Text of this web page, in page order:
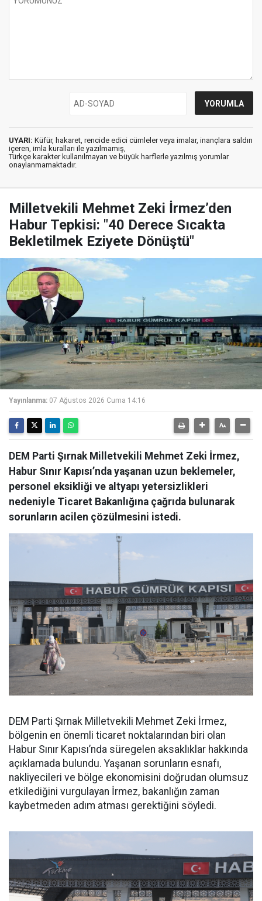
UYARI: Küfür, hakaret, rencide edici cümleler veya imalar, inançlara saldırı
içeren, imla kuralları ile yazılmamış,
Türkçe karakter kullanılmayan ve büyük harflerle yazılmış yorumlar
onaylanmamaktadır.
Milletvekili Mehmet Zeki İrmez’den
Habur Tepkisi: "40 Derece Sıcakta
Bekletilmek Eziyete Dönüştü"
Yayınlanma: 07 Ağustos 2026 Cuma 14:16
DEM Parti Şırnak Milletvekili Mehmet Zeki İrmez,
Habur Sınır Kapısı’nda yaşanan uzun beklemeler,
personel eksikliği ve altyapı yetersizlikleri
nedeniyle Ticaret Bakanlığına çağrıda bulunarak
sorunların acilen çözülmesini istedi.
DEM Parti Şırnak Milletvekili Mehmet Zeki İrmez,
bölgenin en önemli ticaret noktalarından biri olan
Habur Sınır Kapısı’nda süregelen aksaklıklar hakkında
açıklamada bulundu. Yaşanan sorunların esnafı,
nakliyecileri ve bölge ekonomisini doğrudan olumsuz
etkilediğini vurgulayan İrmez, bakanlığın zaman
kaybetmeden adım atması gerektiğini söyledi.